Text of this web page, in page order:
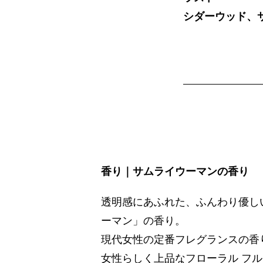
シダーウッド、
香り｜サムライウーマンの香り
透明感にあふれた、ふんわり優
ーマン」の香り。
現代女性の定番フレグランスの香
女性らしく上品なフローラル フ